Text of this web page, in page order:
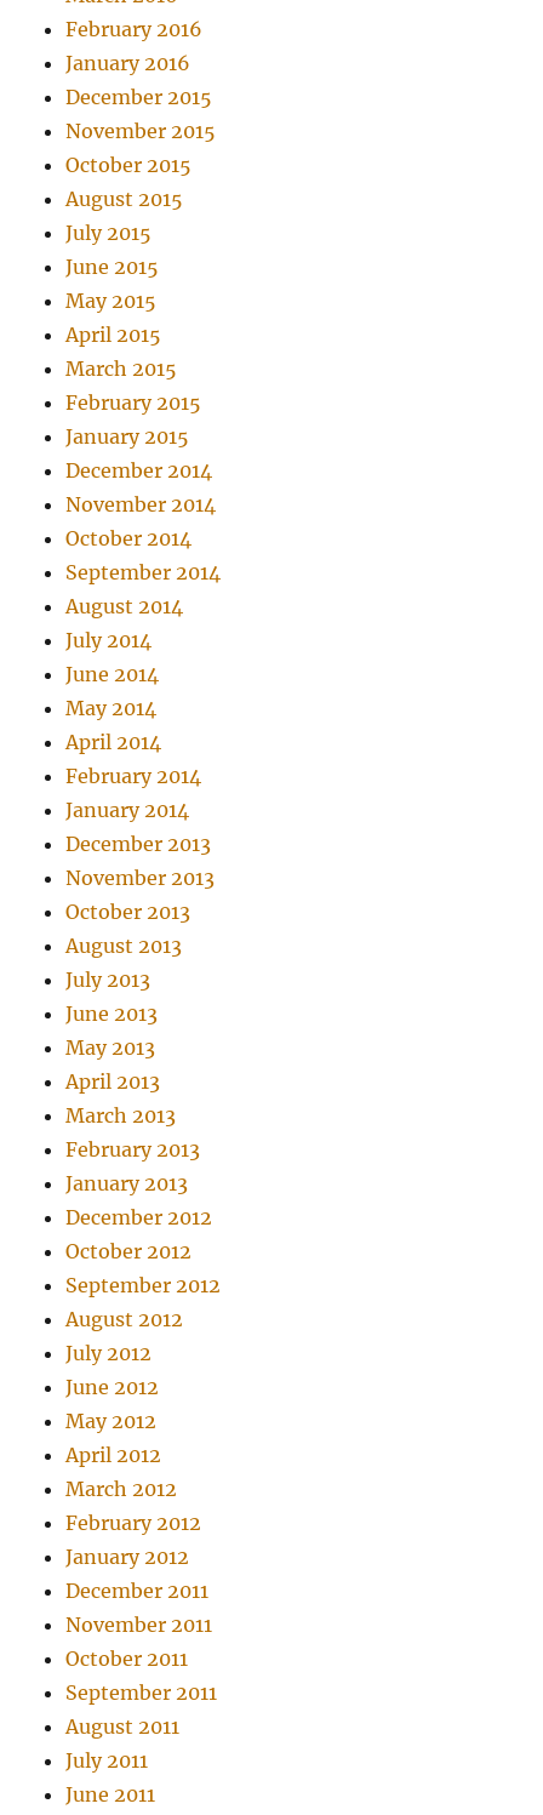
February 2016
January 2016
December 2015
November 2015
October 2015
August 2015
July 2015
June 2015
May 2015
April 2015
March 2015
February 2015
January 2015
December 2014
November 2014
October 2014
September 2014
August 2014
July 2014
June 2014
May 2014
April 2014
February 2014
January 2014
December 2013
November 2013
October 2013
August 2013
July 2013
June 2013
May 2013
April 2013
March 2013
February 2013
January 2013
December 2012
October 2012
September 2012
August 2012
July 2012
June 2012
May 2012
April 2012
March 2012
February 2012
January 2012
December 2011
November 2011
October 2011
September 2011
August 2011
July 2011
June 2011